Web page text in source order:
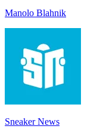
Manolo Blahnik
Sneaker News